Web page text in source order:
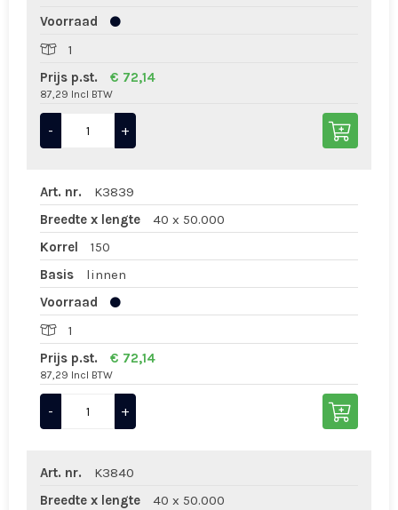
Voorraad
1
Prijs p.st.
€ 72,14
87,29 Incl BTW
- +
Art. nr.
K3839
Breedte x lengte
40 x 50.000
Korrel
150
Basis
linnen
Voorraad
1
Prijs p.st.
€ 72,14
87,29 Incl BTW
- +
Art. nr.
K3840
Breedte x lengte
40 x 50.000